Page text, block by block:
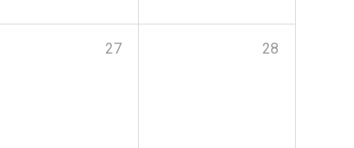
27 28